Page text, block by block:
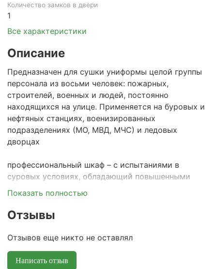
Количество замков в двери
1
Все характеристики
Описание
Предназначен для сушки униформы целой группы
персонала из восьми человек: пожарных,
строителей, военных и людей, постоянно
находящихся на улице. Применяется на буровых и
нефтяных станциях, военизированных
подразделениях (МО, МВД, МЧС) и ледовых
дворцах
профессиональный шкаф – с испытаниями в
суровых условиях, обладающий повышенными
характеристиками сушки одежды и обуви
шкаф состоит из двух независимых секций. Первая
двухдверная для одежды, с перекладиной для
вешалок и полкой. Вторая - для сушки обуви,
оборудована патрубками для её развешивания
клапаном, перекрывающим подачу воздуха, если
Показать полностью
Отзывы
Отзывов еще никто не оставлял
Написать отзыв